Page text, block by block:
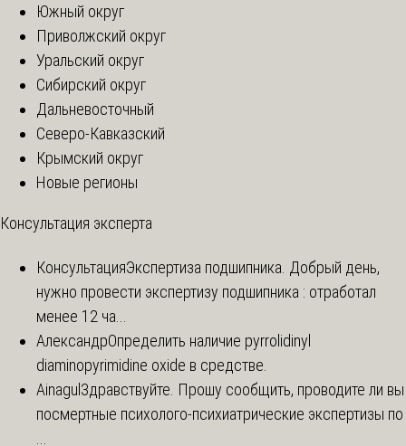
Южный округ
Приволжский округ
Уральский округ
Сибирский округ
Дальневосточный
Северо-Кавказский
Крымский округ
Новые регионы
Консультация эксперта
КонсультацияЭкспертиза подшипника. Добрый день,
нужно провести экспертизу подшипника : отработал
менее 12 ча...
АлександрОпределить наличие pyrrolidinyl
diaminopyrimidine oxide в средстве.
Ainagul Здравствуйте. Прошу сообщить, проводите ли вы
посмертные психолого-психиатрические экспертизы по
...